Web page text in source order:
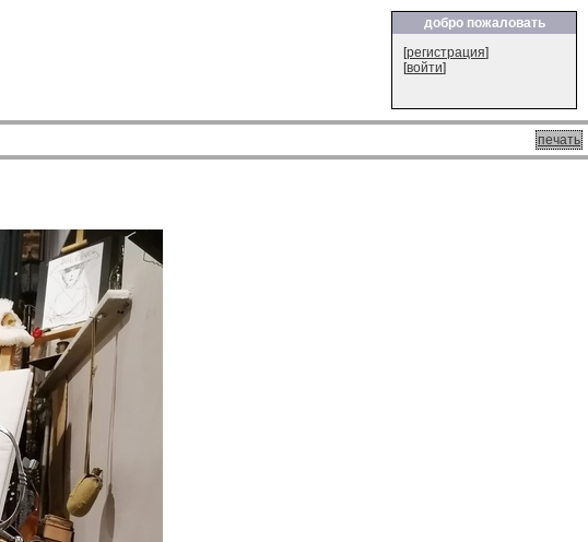
добро пожаловать
[регистрация]
[войти]
печать